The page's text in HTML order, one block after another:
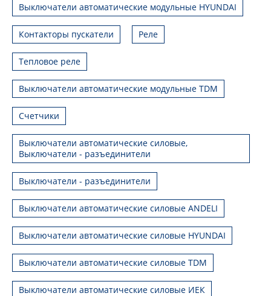
Выключатели автоматические модульные HYUNDAI
Контакторы пускатели Реле
Тепловое реле
Выключатели автоматические модульные TDM
Счетчики
Выключатели автоматические силовые,
Выключатели - разъединители
Выключатели - разъединители
Выключатели автоматические силовые ANDELI
Выключатели автоматические силовые HYUNDAI
Выключатели автоматические силовые TDM
Выключатели автоматические силовые ИЕК